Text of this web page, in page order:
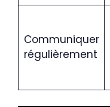
Communiquer
régulièrement